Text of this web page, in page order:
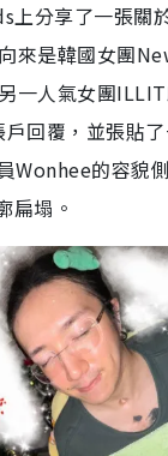
上分享了一張關
來是韓國女團
一人氣女團
回覆，並張貼
Wonhee的容貌
扁塌。